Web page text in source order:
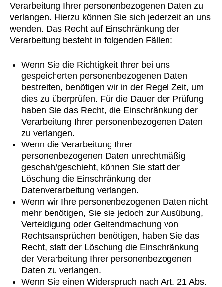
Verarbeitung Ihrer personenbezogenen Daten zu
verlangen. Hierzu können Sie sich jederzeit an uns
wenden. Das Recht auf Einschränkung der
Verarbeitung besteht in folgenden Fällen:
Wenn Sie die Richtigkeit Ihrer bei uns
gespeicherten personenbezogenen Daten
bestreiten, benötigen wir in der Regel Zeit, um
dies zu überprüfen. Für die Dauer der Prüfung
haben Sie das Recht, die Einschränkung der
Verarbeitung Ihrer personenbezogenen Daten
zu verlangen.
Wenn die Verarbeitung Ihrer
personenbezogenen Daten unrechtmäßig
geschah/geschieht, können Sie statt der
Löschung die Einschränkung der
Datenverarbeitung verlangen.
Wenn wir Ihre personenbezogenen Daten nicht
mehr benötigen, Sie sie jedoch zur Ausübung,
Verteidigung oder Geltendmachung von
Rechtsansprüchen benötigen, haben Sie das
Recht, statt der Löschung die Einschränkung
der Verarbeitung Ihrer personenbezogenen
Daten zu verlangen.
Wenn Sie einen Widerspruch nach Art. 21 Abs.